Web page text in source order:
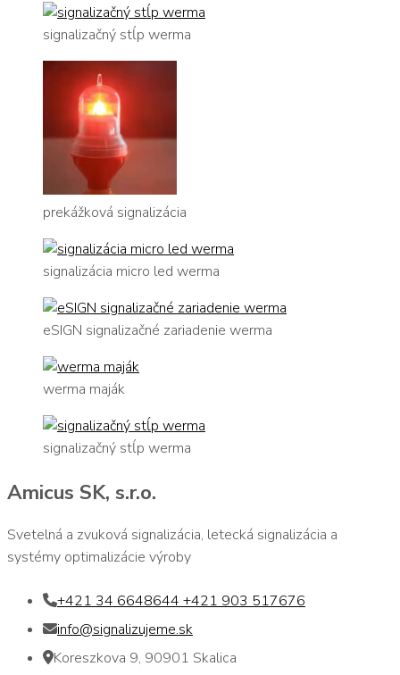
signalizačný stĺp werma
prekážková signalizácia
signalizácia micro led werma
eSIGN signalizačné zariadenie werma
werma maják
signalizačný stĺp werma
Amicus SK, s.r.o.
Svetelná a zvuková signalizácia, letecká signalizácia a
systémy optimalizácie výroby
+421 34 6648644 +421 903 517676
info@signalizujeme.sk
Koreszkova 9, 90901 Skalica